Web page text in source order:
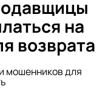
на
возврата
мошенников для